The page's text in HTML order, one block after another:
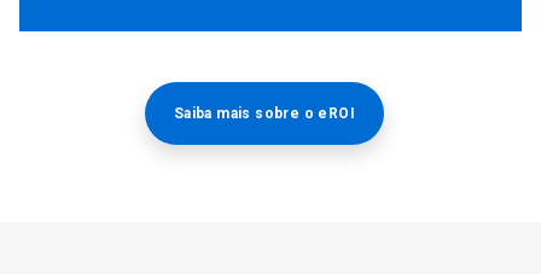
Saiba mais sobre o eROI